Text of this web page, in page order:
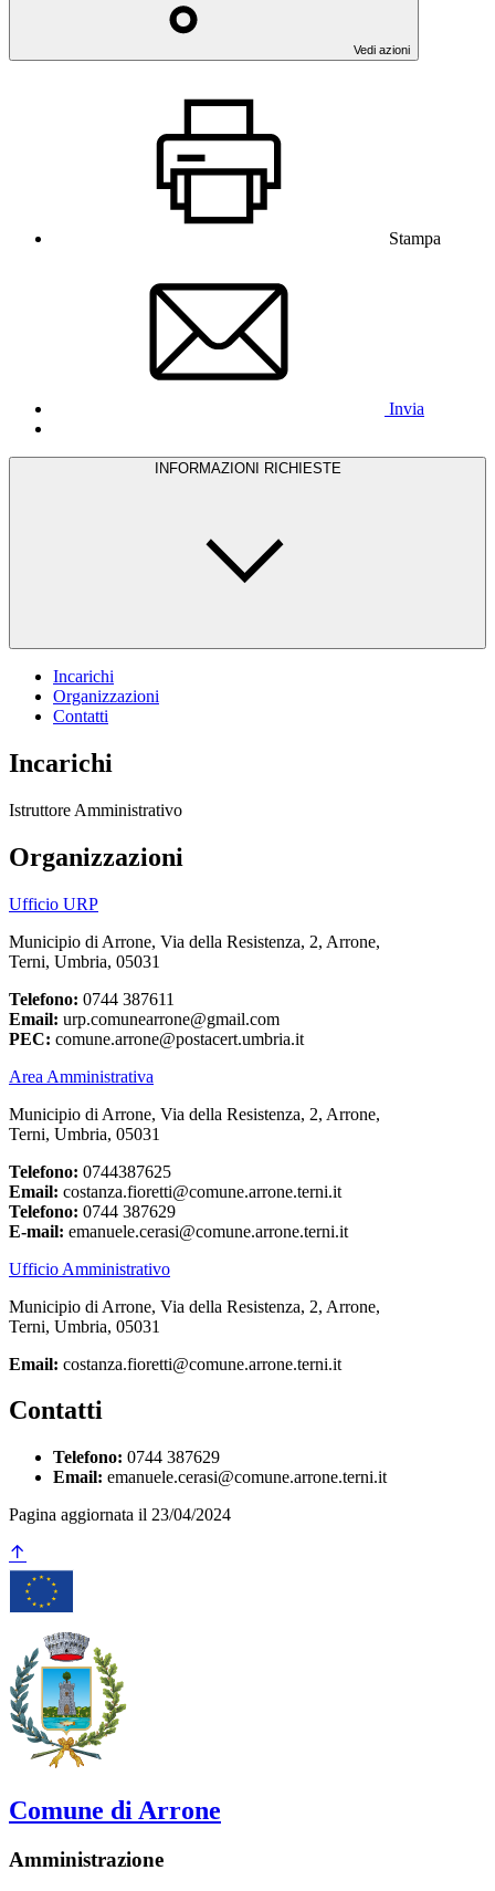
Vedi azioni
Stampa
Invia
INFORMAZIONI RICHIESTE
Incarichi
Organizzazioni
Contatti
Incarichi
Istruttore Amministrativo
Organizzazioni
Ufficio URP
Municipio di Arrone, Via della Resistenza, 2, Arrone,
Terni, Umbria, 05031
Telefono: 0744 387611
Email: urp.comunearrone@gmail.com
PEC: comune.arrone@postacert.umbria.it
Area Amministrativa
Municipio di Arrone, Via della Resistenza, 2, Arrone,
Terni, Umbria, 05031
Telefono: 0744387625
Email: costanza.fioretti@comune.arrone.terni.it
Telefono: 0744 387629
E-mail: emanuele.cerasi@comune.arrone.terni.it
Ufficio Amministrativo
Municipio di Arrone, Via della Resistenza, 2, Arrone,
Terni, Umbria, 05031
Email: costanza.fioretti@comune.arrone.terni.it
Contatti
Telefono: 0744 387629
Email: emanuele.cerasi@comune.arrone.terni.it
Pagina aggiornata il 23/04/2024
Comune di Arrone
Amministrazione